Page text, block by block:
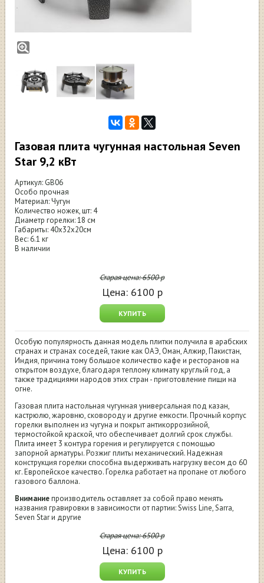
Газовая плита чугунная настольная Seven
Star 9,2 кВт
Артикул: GB06
Особо прочная
Материал: Чугун
Количество ножек, шт: 4
Диаметр горелки: 18 см
Габариты: 40x32x20см
Вес: 6.1 кг
В наличии
Старая цена:6500р
Цена: 6100 р
КУПИТЬ
Особую популярность данная модель плитки получила в арабских
странах и странах соседей, такие как ОАЭ, Оман, Алжир, Пакистан,
Индия, причина тому большое количество кафе и ресторанов на
открытом воздухе, благодаря теплому климату круглый год, а
также традициями народов этих стран - приготовление пищи на
огне.
Газовая плита настольная чугунная универсальная под казан,
кастрюлю, жаровню, сковороду и другие емкости. Прочный корпус
горелки выполнен из чугуна и покрыт антикоррозийной,
термостойкой краской, что обеспечивает долгий срок службы.
Плита имеет 3 контура горения и регулируется с помощью
запорной арматуры. Розжиг плиты механический. Надежная
конструкция горелки способна выдерживать нагрузку весом до 60
кг. Европейское качество. Горелка работает на пропане от любого
газового баллона.
Вниманиепроизводитель оставляет за собой право менять
названия гравировки в зависимости от партии: Swiss Line, Sarra,
Seven Star и другие
Старая цена:6500р
Цена: 6100 р
КУПИТЬ